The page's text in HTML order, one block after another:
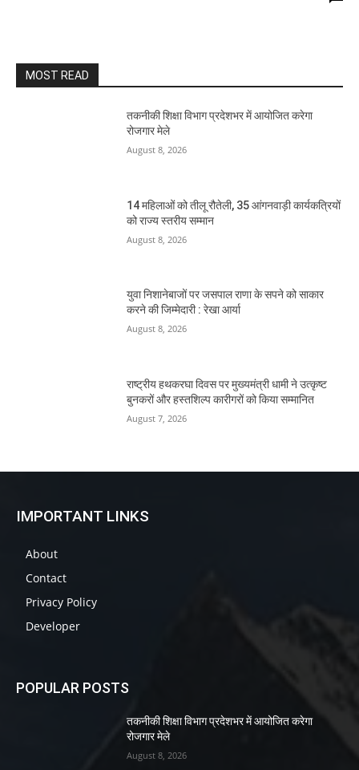
MOST READ
तकनीकी शिक्षा विभाग प्रदेशभर में आयोजित करेगा
रोजगार मेले
August 8, 2026
14 महिलाओं को तीलू रौतेली, 35 आंगनवाड़ी कार्यकत्रियों
को राज्य स्तरीय सम्मान
August 8, 2026
युवा निशानेबाजों पर जसपाल राणा के सपने को साकार
करने की जिम्मेदारी : रेखा आर्या
August 8, 2026
राष्ट्रीय हथकरघा दिवस पर मुख्यमंत्री धामी ने उत्कृष्ट
बुनकरों और हस्तशिल्प कारीगरों को किया सम्मानित
August 7, 2026
IMPORTANT LINKS
About
Contact
Privacy Policy
Developer
POPULAR POSTS
तकनीकी शिक्षा विभाग प्रदेशभर में आयोजित करेगा
रोजगार मेले
August 8, 2026